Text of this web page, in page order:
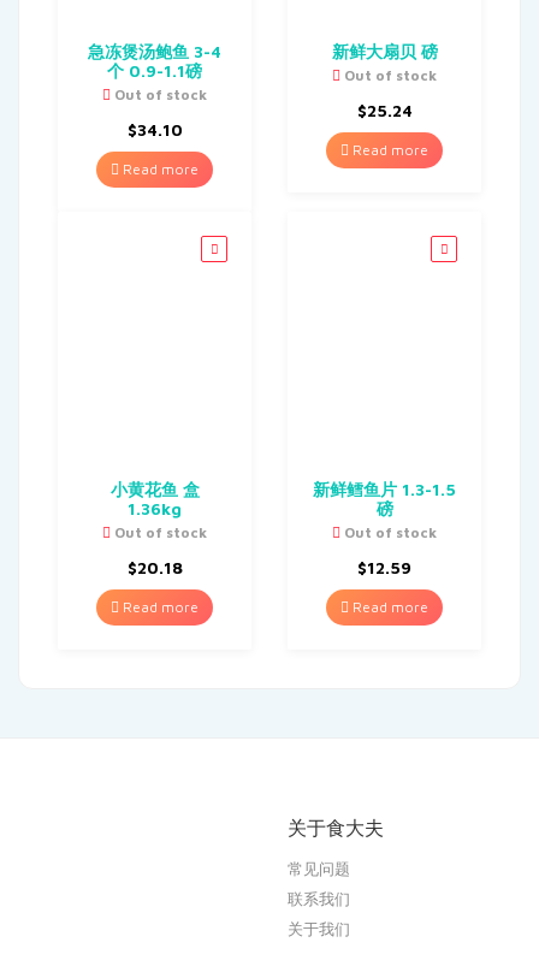
急冻煲汤鲍鱼 3-4
个 0.9-1.1磅
Out of stock
$34.10
Read more
新鲜大扇贝 磅
Out of stock
$25.24
Read more
小黄花鱼 盒
1.36kg
Out of stock
$20.18
Read more
新鲜鳕鱼片 1.3-1.5
磅
Out of stock
$12.59
Read more
关于食大夫
常见问题
联系我们
关于我们